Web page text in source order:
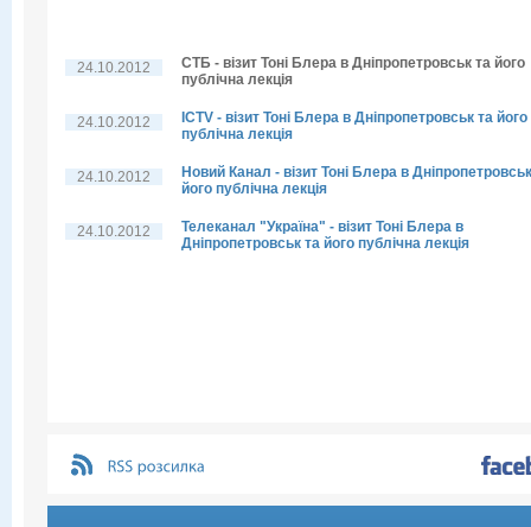
24.10.2012
СТБ - візит Тоні Блера в Дніпропетровськ та його
публічна лекція
24.10.2012
ICTV - візит Тоні Блера в Дніпропетровськ та його
публічна лекція
24.10.2012
Новий Канал - візит Тоні Блера в
його публічна лекція
24.10.2012
Телеканал "Україна" - візит Тоні Блера в
Дніпропетровськ та його публічна лекція